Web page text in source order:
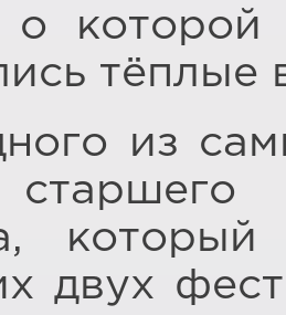
которой
тёплые
из
двух